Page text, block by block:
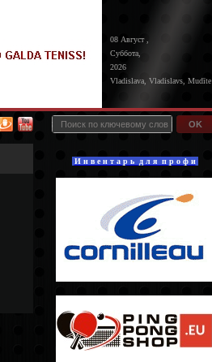
08 Август ,
Суббота,
2026
Vladislava, Vladislavs, Mudīte
OK
И н в е н т а р ь д л я п р о ф и